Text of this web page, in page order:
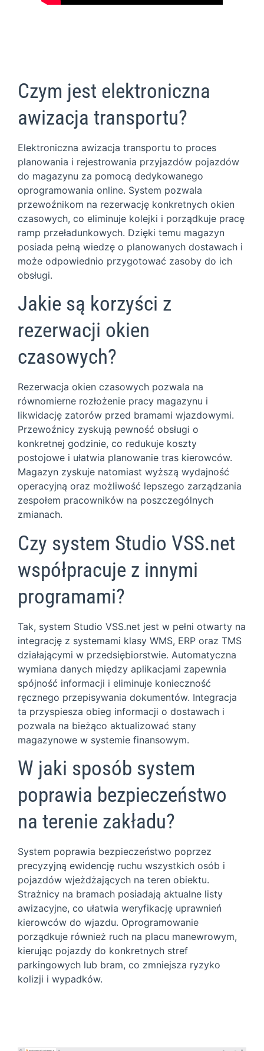
Czym jest elektroniczna
awizacja transportu?
Elektroniczna awizacja transportu to proces
planowania i rejestrowania przyjazdów pojazdów
do magazynu za pomocą dedykowanego
oprogramowania online. System pozwala
przewoźnikom na rezerwację konkretnych okien
czasowych, co eliminuje kolejki i porządkuje pracę
ramp przeładunkowych. Dzięki temu magazyn
posiada pełną wiedzę o planowanych dostawach i
może odpowiednio przygotować zasoby do ich
obsługi.
Jakie są korzyści z
rezerwacji okien
czasowych?
Rezerwacja okien czasowych pozwala na
równomierne rozłożenie pracy magazynu i
likwidację zatorów przed bramami wjazdowymi.
Przewoźnicy zyskują pewność obsługi o
konkretnej godzinie, co redukuje koszty
postojowe i ułatwia planowanie tras kierowców.
Magazyn zyskuje natomiast wyższą wydajność
operacyjną oraz możliwość lepszego zarządzania
zespołem pracowników na poszczególnych
zmianach.
Czy system Studio VSS.net
współpracuje z innymi
programami?
Tak, system Studio VSS.net jest w pełni otwarty na
integrację z systemami klasy WMS, ERP oraz TMS
działającymi w przedsiębiorstwie. Automatyczna
wymiana danych między aplikacjami zapewnia
spójność informacji i eliminuje konieczność
ręcznego przepisywania dokumentów. Integracja
ta przyspiesza obieg informacji o dostawach i
pozwala na bieżąco aktualizować stany
magazynowe w systemie finansowym.
W jaki sposób system
poprawia bezpieczeństwo
na terenie zakładu?
System poprawia bezpieczeństwo poprzez
precyzyjną ewidencję ruchu wszystkich osób i
pojazdów wjeżdżających na teren obiektu.
Strażnicy na bramach posiadają aktualne listy
awizacyjne, co ułatwia weryfikację uprawnień
kierowców do wjazdu. Oprogramowanie
porządkuje również ruch na placu manewrowym,
kierując pojazdy do konkretnych stref
parkingowych lub bram, co zmniejsza ryzyko
kolizji i wypadków.